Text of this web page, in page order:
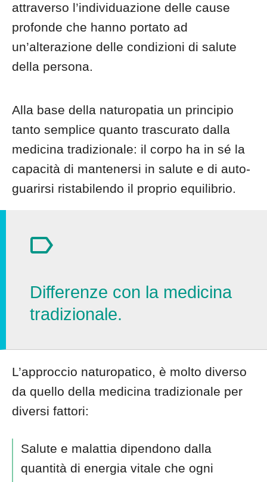
attraverso l’individuazione delle cause
profonde che hanno portato ad
un’alterazione delle condizioni di salute
della persona.
Alla base della naturopatia un principio
tanto semplice quanto trascurato dalla
medicina tradizionale: il corpo ha in sé la
capacità di mantenersi in salute e di auto-
guarirsi ristabilendo il proprio equilibrio.
Differenze con la medicina
tradizionale.
L’approccio naturopatico, è molto diverso
da quello della medicina tradizionale per
diversi fattori:
Salute e malattia dipendono dalla
quantità di energia vitale che ogni